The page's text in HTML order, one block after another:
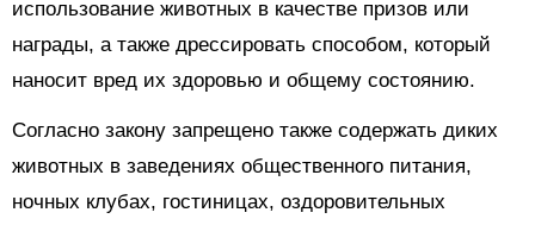
использование животных в качестве призов или
награды, а также дрессировать способом, который
наносит вред их здоровью и общему состоянию.
Согласно закону запрещено также содержать диких
животных в заведениях общественного питания,
ночных клубах, гостиницах, оздоровительных